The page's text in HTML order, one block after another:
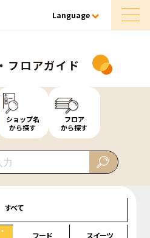
Language
フロアガイド
ショップ名
から探す
フロア
から探す
すべて
フード スイーツ